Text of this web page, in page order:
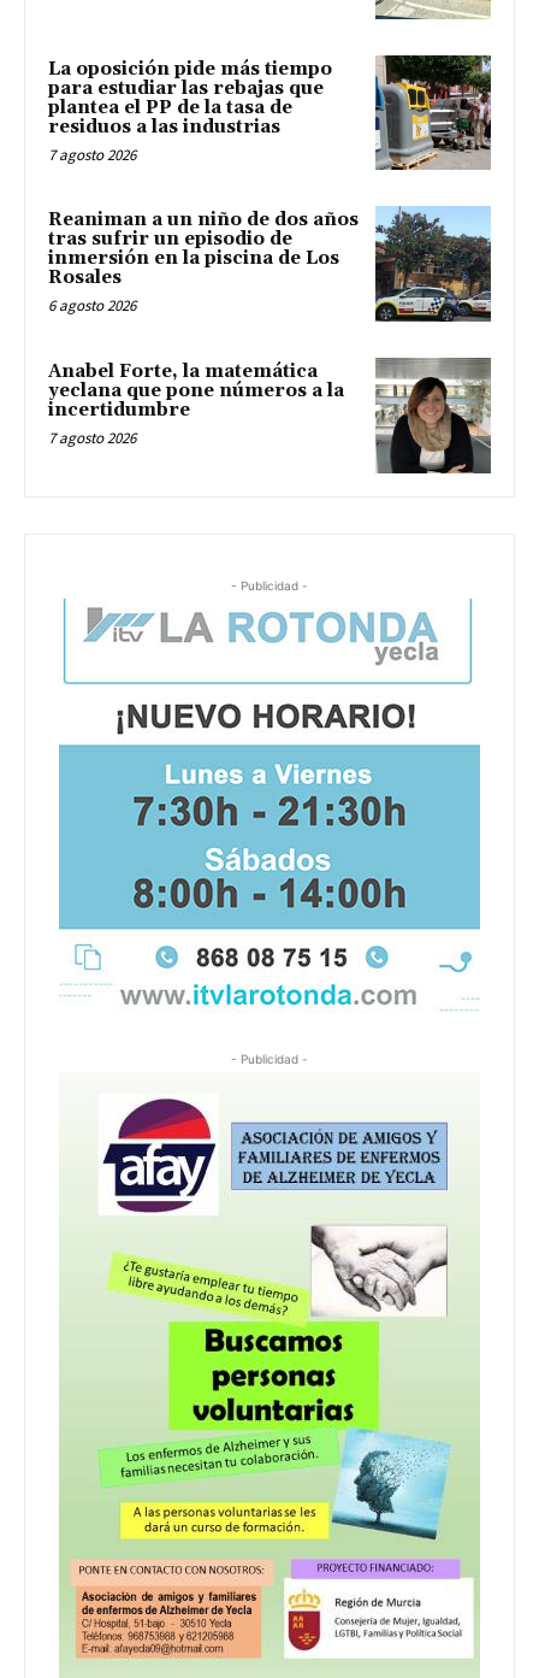
La oposición pide más tiempo
para estudiar las rebajas que
plantea el PP de la tasa de
residuos a las industrias
7 agosto 2026
Reaniman a un niño de dos años
tras sufrir un episodio de
inmersión en la piscina de Los
Rosales
6 agosto 2026
Anabel Forte, la matemática
yeclana que pone números a la
incertidumbre
7 agosto 2026
- Publicidad -
- Publicidad -